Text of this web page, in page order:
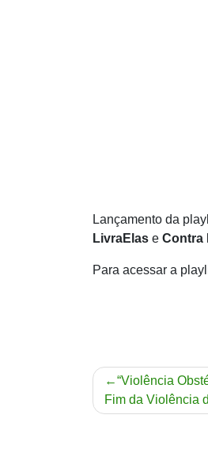
Lançamento da
LivraElas e Contra
Para acessar a
de
“Violência
Fim da Violência